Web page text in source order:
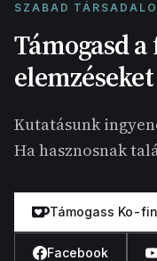
SZABAD
Támogasd
elemzéseket
Kutatásunk
Ha hasznosnak
Támogass Ko-fin
Facebook